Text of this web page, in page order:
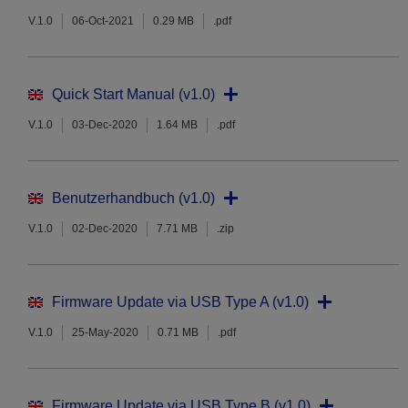
V.1.0 06-Oct-2021 0.29 MB .pdf
Quick Start Manual (v1.0)
V.1.0 03-Dec-2020 1.64 MB .pdf
Benutzerhandbuch (v1.0)
V.1.0 02-Dec-2020 7.71 MB .zip
Firmware Update via USB Type A (v1.0)
V.1.0 25-May-2020 0.71 MB .pdf